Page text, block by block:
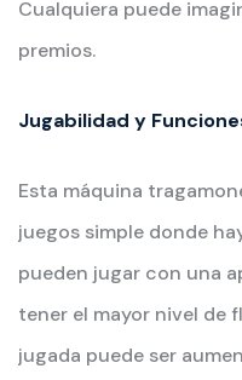
Cualquiera puede
premios.
Jugabilidad y
Esta máquina
juegos simple donde
pueden jugar con una
tener el mayor nivel de
jugada puede ser